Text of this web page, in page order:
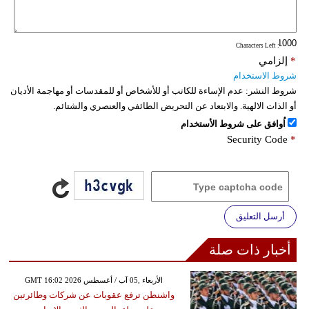
: Characters Left
إلزامي *
شروط الاستخدام
شروط النشر: عدم الإساءة للكاتب أو للأشخاص أو للمقدسات أو مهاجمة الأديان
أو الذات الالهية. والابتعاد عن التحريض الطائفي والعنصري والشتائم.
اُوافق على شروط الأستخدام
Security Code *
أرسل التعليق
أخبار ذات صلة
GMT 16:02 2026 الأربعاء ,05 آب / أغسطس
واشنطن ترفع عقوبات عن شركات وطائرتين